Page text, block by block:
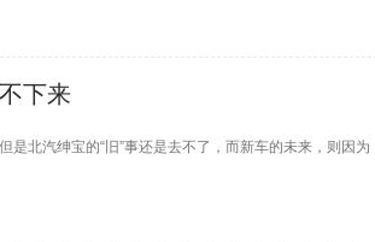
下来
北汽绅宝的“旧”事还是去不了，而新车的未来，则因为